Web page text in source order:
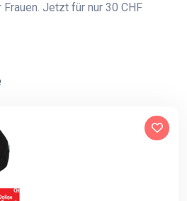
Jetzt für nur 30 CHF